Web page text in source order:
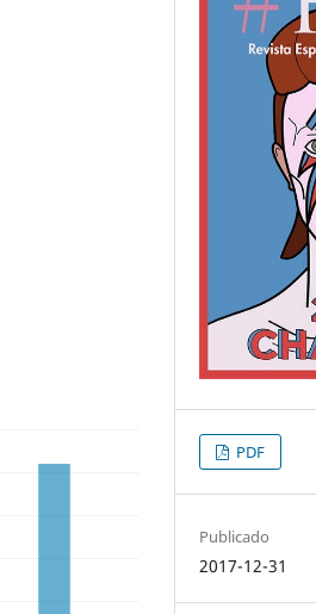
PDF
Publicado
2017-12-31